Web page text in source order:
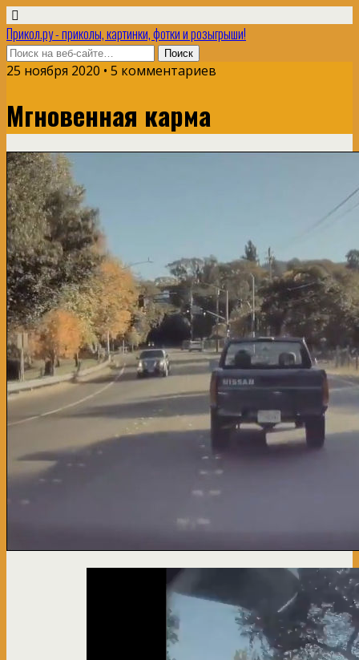
Прикол.ру - приколы, картинки, фотки и розыгрыши!
25 ноября 2020 • 5 комментариев
Мгновенная карма